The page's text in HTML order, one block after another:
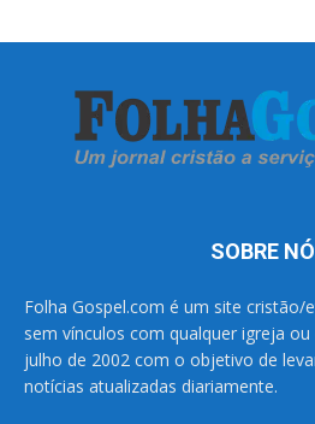
SOBRE
Folha Gospel.com é um site cristão/
sem vínculos com qualquer igreja
julho de 2002 com o objetivo de
notícias atualizadas diariamente.